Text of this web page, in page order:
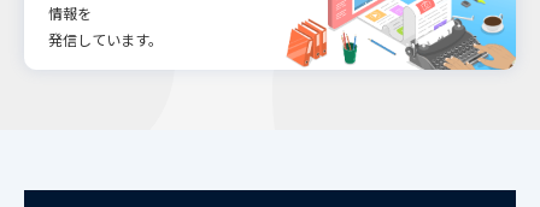
情報を
発信しています。